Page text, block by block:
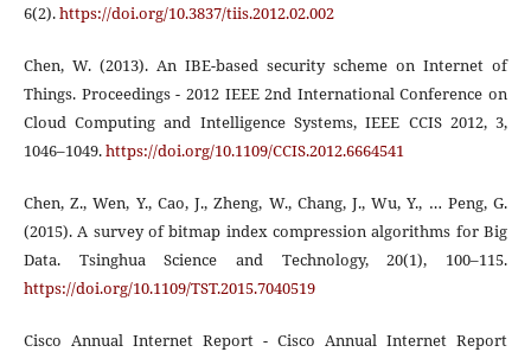
6(2).https://doi.org/10.3837/tiis.2012.02.002
Chen, W. (2013). An IBE-based security scheme on Internet of
Things. Proceedings - 2012 IEEE 2nd International Conference on
Cloud Computing and Intelligence Systems, IEEE CCIS 2012, 3,
1046–1049.https://doi.org/10.1109/CCIS.2012.6664541
Chen, Z., Wen, Y., Cao, J., Zheng, W., Chang, J., Wu, Y., … Peng, G.
(2015). A survey of bitmap index compression algorithms for Big
Data. Tsinghua Science and Technology, 20(1), 100–115.
https://doi.org/10.1109/TST.2015.7040519
Cisco Annual Internet Report - Cisco Annual Internet Report